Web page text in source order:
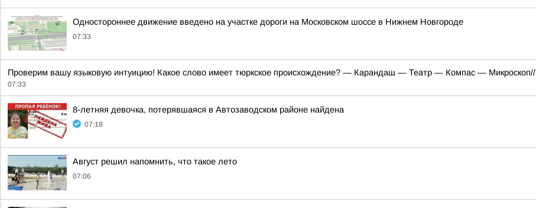
Одностороннее движение введено на участке дороги на Московском шоссе в Нижнем Новгороде
07:33
Проверим вашу языковую интуицию! Какое слово имеет тюркское происхождение? — Карандаш — Театр — Компас — Микроскоп//
07:33
8-летняя девочка, потерявшаяся в Автозаводском районе найдена
07:18
Август решил напомнить, что такое лето
07:06